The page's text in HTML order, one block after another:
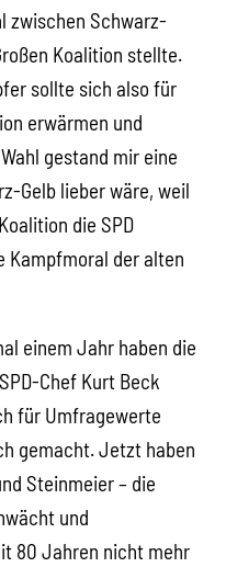
zwischen Schwarz-
Koalition stellte.
sollte sich also für
erwärmen und
gestand mir eine
Gelb lieber wäre, weil
die SPD
Kampfmoral der alten
einem Jahr haben die
Chef Kurt Beck
für Umfragewerte
gemacht. Jetzt haben
Steinmeier – die
und
80 Jahren nicht mehr